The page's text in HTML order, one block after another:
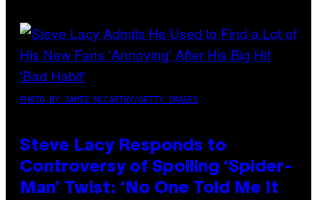
PHOTO BY JAMIE MCCARTHY/GETTY IMAGES
Steve Lacy Responds to
Controversy of Spoiling ‘Spider-
Man’ Twist: ‘No One Told Me It